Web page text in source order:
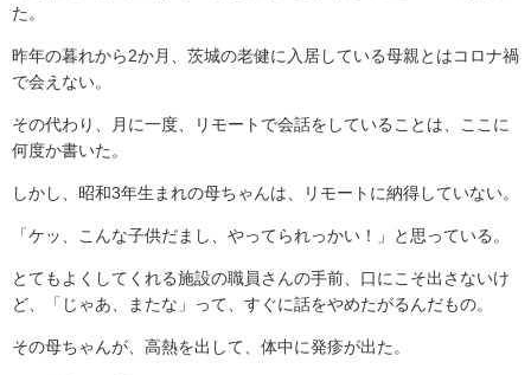
た。
昨年の暮れから2か月、茨城の老健に入居している母親とはコロナ禍
で会えない。
その代わり、月に一度、リモートで会話をしていることは、ここに
何度か書いた。
しかし、昭和3年生まれの母ちゃんは、リモートに納得していない。
「ケッ、こんな子供だまし、やってられっかい！」と思っている。
とてもよくしてくれる施設の職員さんの手前、口にこそ出さないけ
ど、「じゃあ、またな」って、すぐに話をやめたがるんだもの。
その母ちゃんが、高熱を出して、体中に発疹が出た。